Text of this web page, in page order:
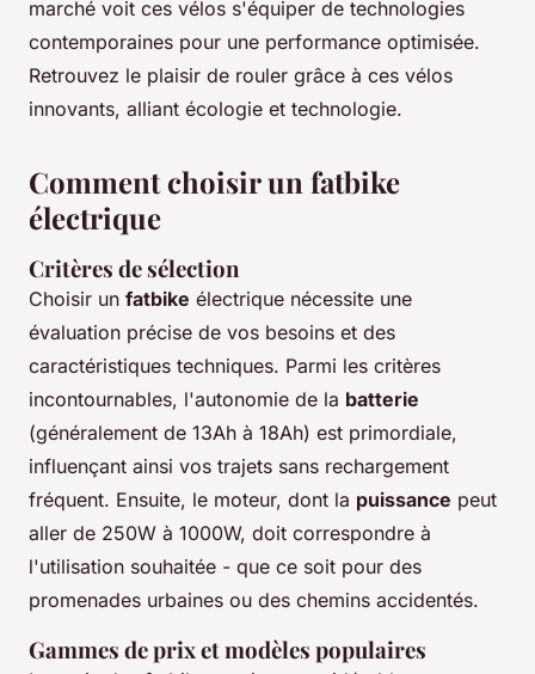
marché voit ces vélos s'équiper de technologies
contemporaines pour une performance optimisée.
Retrouvez le plaisir de rouler grâce à ces vélos
innovants, alliant écologie et technologie.
Comment choisir un fatbike
électrique
Critères de sélection
Choisir un fatbike électrique nécessite une
évaluation précise de vos besoins et des
caractéristiques techniques. Parmi les critères
incontournables, l'autonomie de la batterie
(généralement de 13Ah à 18Ah) est primordiale,
influençant ainsi vos trajets sans rechargement
fréquent. Ensuite, le moteur, dont la puissance peut
aller de 250W à 1000W, doit correspondre à
l'utilisation souhaitée - que ce soit pour des
promenades urbaines ou des chemins accidentés.
Gammes de prix et modèles populaires